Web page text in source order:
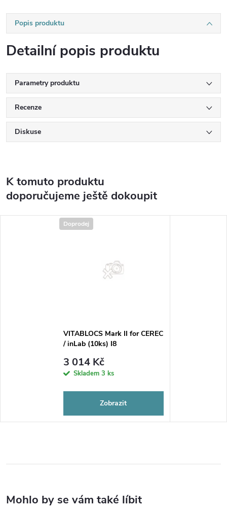
Popis produktu
Detailní popis produktu
Parametry produktu
Recenze
Diskuse
K tomuto produktu
doporučujeme ještě dokoupit
Doprodej
VITABLOCS Mark II for CEREC
/ inLab (10ks) I8
3 014 Kč
Skladem 3 ks
Zobrazit